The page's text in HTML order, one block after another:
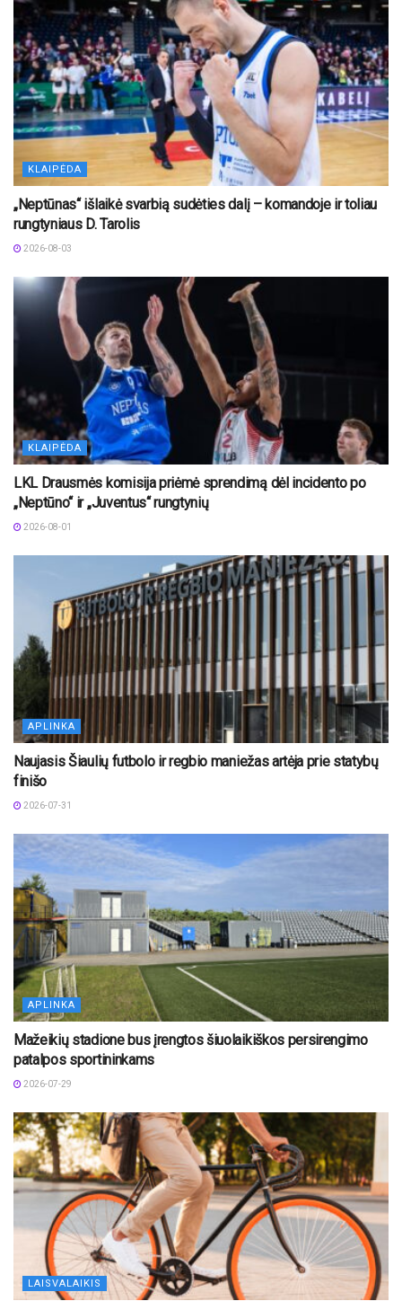
KLAIPĖDA
„Neptūnas“ išlaikė svarbią sudėties dalį – komandoje ir toliau
rungtyniaus D. Tarolis
2026-08-03
KLAIPĖDA
LKL Drausmės komisija priėmė sprendimą dėl incidento po
„Neptūno“ ir „Juventus“ rungtynių
2026-08-01
APLINKA
Naujasis Šiaulių futbolo ir regbio maniežas artėja prie statybų
finišo
2026-07-31
APLINKA
Mažeikių stadione bus įrengtos šiuolaikiškos persirengimo
patalpos sportininkams
2026-07-29
LAISVALAIKIS